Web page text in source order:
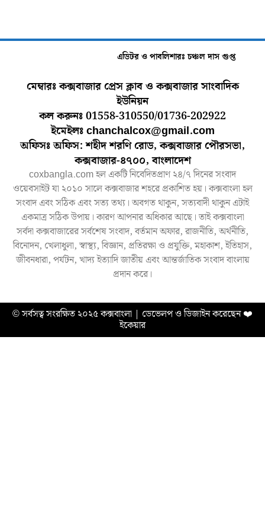
এডিটর ও পাবলিশারঃ চঞ্চল দাস গুপ্ত
মেম্বারঃ কক্সবাজার প্রেস ক্লাব ও কক্সবাজার সাংবাদিক
ইউনিয়ন
কল করুনঃ 01558-310550/01736-202922
ইমেইলঃ chanchalcox@gmail.com
অফিসঃ অফিস: শহীদ শরণি রোড, কক্সবাজার পৌরসভা,
কক্সবাজার-৪৭০০, বাংলাদেশ
coxbangla.com হল একটি নিবেদিতপ্রাণ ২৪/৭ দিনের সংবাদ
ওয়েবসাইট যা ২০১০ সালে কক্সবাজার শহরে প্রকাশিত হয়। কক্সবাংলা হল
সংবাদ এবং সঠিক এবং সত্য তথ্য। অবগত থাকুন, সত্যবাদী থাকুন এটাই
একমাত্র সঠিক উপায়। কারণ আপনার অধিকার আছে। তাই কক্সবাংলা
সর্বদা কক্সবাজারের সর্বশেষ সংবাদ, বর্তমান অফার, রাজনীতি, অর্থনীতি,
বিনোদন, খেলাধুলা, স্বাস্থ্য, বিজ্ঞান, প্রতিরক্ষা ও প্রযুক্তি, মহাকাশ, ইতিহাস,
জীবনধারা, পর্যটন, খাদ্য ইত্যাদি জাতীয় এবং আন্তর্জাতিক সংবাদ বাংলায়
প্রদান করে।
© সর্বসত্ব সংরক্ষিত ২০২৫ কক্সবাংলা | ডেভেলপ ও ডিজাইন করেছেন❤️
ইকেয়ার